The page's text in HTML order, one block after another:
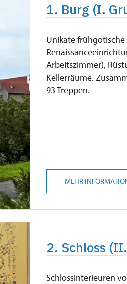
1. Burg (I.
Unikate frühgotische
Arbeitszimmer),
Kellerräume.
93 Treppen.
MEHR
2. Schloss
Schlossinterieuren